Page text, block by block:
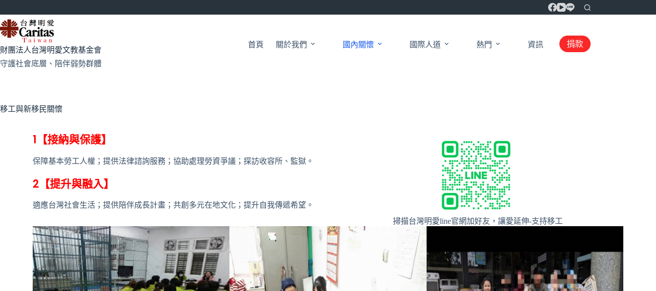
財團法人台灣明愛文教基金會
守護社會底層、陪伴弱勢群體
首頁 關於我們 國內關懷 國際人道 熱門 資訊 捐款
移工與新移民關懷
1【接納與保護】
保障基本勞工人權；提供法律諮詢服務；協助處理勞資爭議；探訪收容所、監獄。
2【提升與融入】
適應台灣社會生活；提供陪伴成長計畫；共創多元在地文化；提升自我傳遞希望。
掃描台灣明愛line官網加好友，讓愛延伸-支持移工